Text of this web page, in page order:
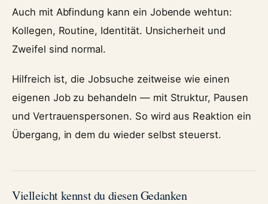
Auch mit Abfindung kann ein Jobende wehtun:
Kollegen, Routine, Identität. Unsicherheit und
Zweifel sind normal.
Hilfreich ist, die Jobsuche zeitweise wie einen
eigenen Job zu behandeln — mit Struktur, Pausen
und Vertrauenspersonen. So wird aus Reaktion ein
Übergang, in dem du wieder selbst steuerst.
Vielleicht kennst du diesen Gedanken